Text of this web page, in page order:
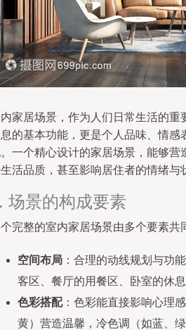
家居场景，作为人们日常生活的重
的基本功能，更是个人品味、情感
一个精心设计的家居场景，能够营
活品质，甚至影响居住者的情绪与
场景的构成要素
完整的室内家居场景由多个要素共
空间布局 ：合理的动线规划与功
客区、餐厅的用餐区、卧室的休息
色彩搭配：色彩能直接影响心理
黄）营造温馨，冷色调（如蓝、